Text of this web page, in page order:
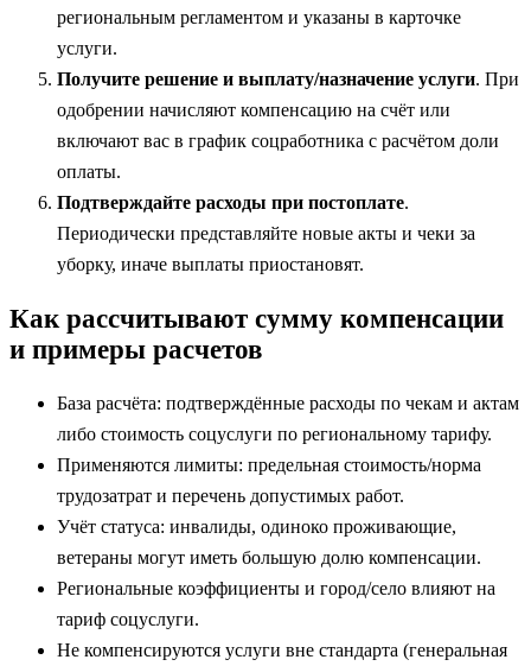
региональным регламентом и указаны в карточке
услуги.
Получите решение и выплату/назначение услуги. При
одобрении начисляют компенсацию на счёт или
включают вас в график соцработника с расчётом доли
оплаты.
Подтверждайте расходы при постоплате.
Периодически представляйте новые акты и чеки за
уборку, иначе выплаты приостановят.
Как рассчитывают сумму компенсации
и примеры расчетов
База расчёта: подтверждённые расходы по чекам и актам
либо стоимость соцуслуги по региональному тарифу.
Применяются лимиты: предельная стоимость/норма
трудозатрат и перечень допустимых работ.
Учёт статуса: инвалиды, одиноко проживающие,
ветераны могут иметь большую долю компенсации.
Региональные коэффициенты и город/село влияют на
тариф соцуслуги.
Не компенсируются услуги вне стандарта (генеральная